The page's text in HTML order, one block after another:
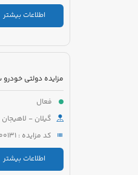
اطلاعات بیشتر
فعال
گیلان - لاهیجان
کد مزایده : 5221007416000131
اطلاعات بیشتر